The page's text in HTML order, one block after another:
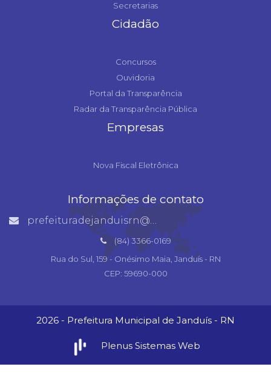
Secretarias
Cidadão
Concursos
Ouvidoria
Portal da Transparência
Radar da Transparência Pública
Empresas
Nova Fiscal Eletrônica
Informações de contato
prefeituradejanduisrn@gmail.com
(84) 3366-0169
Rua do Sul, 159 - Onésimo Maia, Janduís - RN
CEP: 59690-000
2026 - Prefeitura Municipal de Janduís - RN
Plenus Sistemas Web